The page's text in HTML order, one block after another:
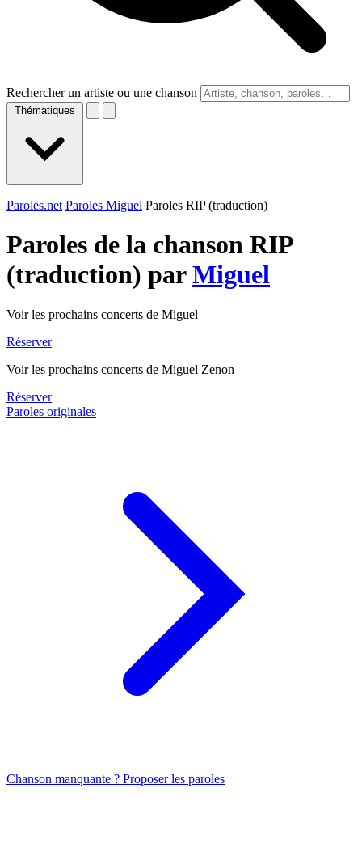
Rechercher un artiste ou une chanson
Thématiques
Paroles.net Paroles Miguel Paroles RIP (traduction)
Paroles de la chanson RIP
(traduction) parMiguel
Voir les prochains concerts de Miguel
Réserver
Voir les prochains concerts de Miguel Zenon
Réserver
Paroles originales
Chanson manquante ? Proposer les paroles